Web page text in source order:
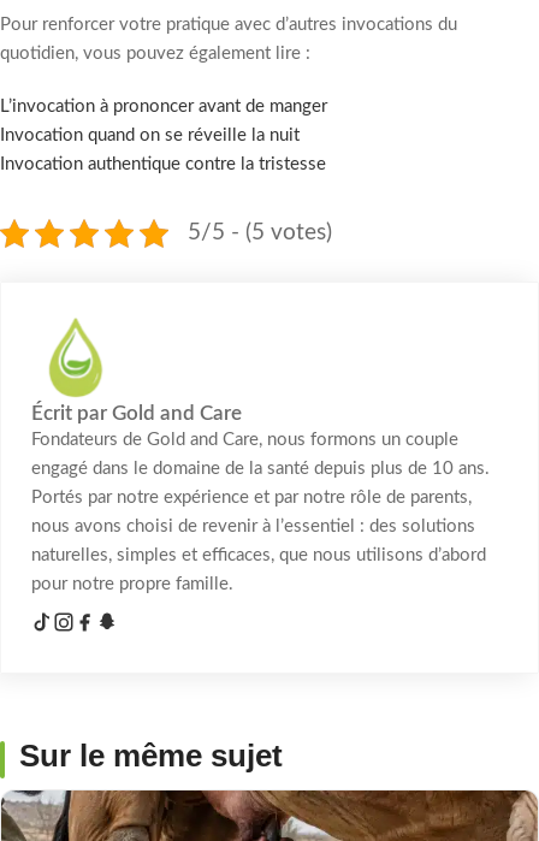
Pour renforcer votre pratique avec d’autres invocations du
quotidien, vous pouvez également lire :
L’invocation à prononcer avant de manger
Invocation quand on se réveille la nuit
Invocation authentique contre la tristesse
5/5 - (5 votes)
Écrit par Gold and Care
Fondateurs de Gold and Care, nous formons un couple
engagé dans le domaine de la santé depuis plus de 10 ans.
Portés par notre expérience et par notre rôle de parents,
nous avons choisi de revenir à l’essentiel : des solutions
naturelles, simples et efficaces, que nous utilisons d’abord
pour notre propre famille.
Sur le même sujet